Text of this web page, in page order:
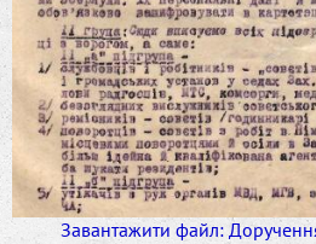
Завантажити файл: